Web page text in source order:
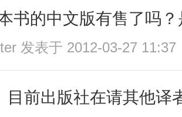
书的中文版有售了吗
发表于 2012-03-27 11:37
目前出版社在请其他译